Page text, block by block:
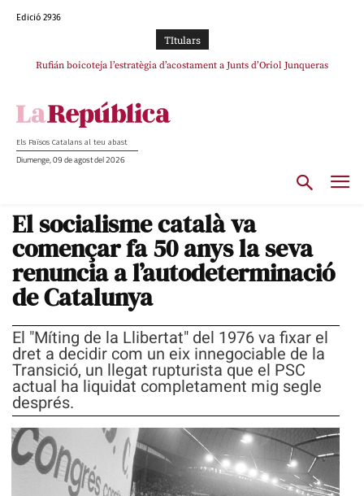
Edició 2936
TItulars
Rufián boicoteja l’estratègia d’acostament a Junts d’Oriol Junqueras
Rufián dinamita la unitat independentista amb un atac frontal al retorn de
Els Països Catalans al teu abast
Diumenge, 09 de agost del 2026
El socialisme català va
començar fa 50 anys la seva
renuncia a l’autodeterminació
de Catalunya
El "Míting de la Llibertat" del 1976 va fixar el
dret a decidir com un eix innegociable de la
Transició, un llegat rupturista que el PSC
actual ha liquidat completament mig segle
després.